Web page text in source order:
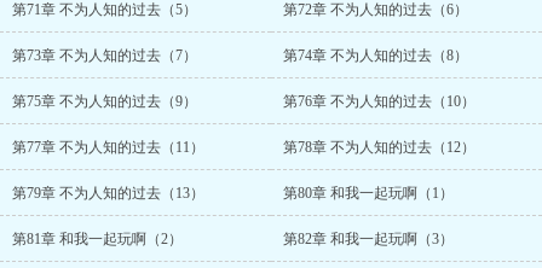
第71章 不为人知的过去（5） 第72章 不为人知的过去（6）
第73章 不为人知的过去（7） 第74章 不为人知的过去（8）
第75章 不为人知的过去（9） 第76章 不为人知的过去（10）
第77章 不为人知的过去（11） 第78章 不为人知的过去（12）
第79章 不为人知的过去（13） 第80章 和我一起玩啊（1）
第81章 和我一起玩啊（2） 第82章 和我一起玩啊（3）